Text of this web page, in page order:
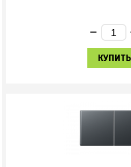
КУПИТЬ